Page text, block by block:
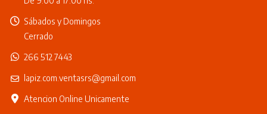
Sábados y Domingos
Cerrado
266 512 7443
lapiz.com.ventasrs@gmail.com
Atencion Online Unicamente